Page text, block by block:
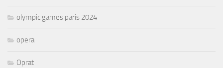
olympic games paris 2024
opera
Oprat